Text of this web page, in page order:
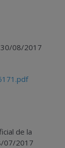
30/08/2017
de la
07/2017